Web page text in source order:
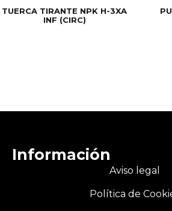
TUERCA TIRANTE NPK H-3XA
INF (CIRC)
Información
Aviso legal
Política de